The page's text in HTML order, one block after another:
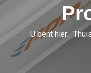
U bent hier: Thuis